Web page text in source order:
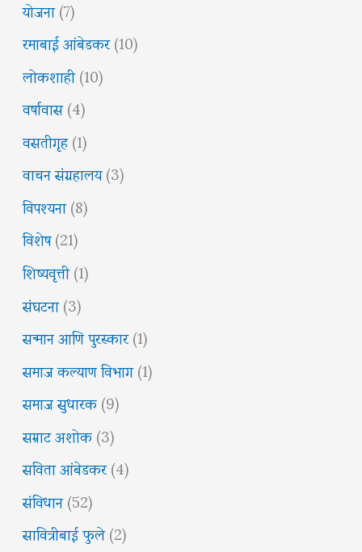
योजना(7)
रमाबाई आंबेडकर(10)
लोकशाही(10)
वर्षावास(4)
वसतीगृह(1)
वाचन संग्रहालय(3)
विपश्यना(8)
विशेष(21)
शिष्यवृत्ती(1)
संघटना(3)
सन्मान आणि पुरस्कार(1)
समाज कल्याण विभाग(1)
समाज सुधारक(9)
सम्राट अशोक(3)
सविता आंबेडकर(4)
संविधान(52)
सावित्रीबाई फुले(2)